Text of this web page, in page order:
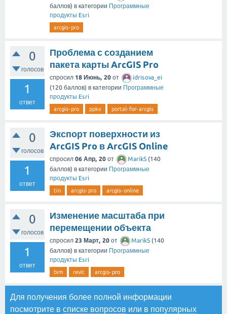
баллов) в категории Программные
продукты Esri
arcgis-pro
0
голосов
1
ответ
Проблема с созданием
пакета карты ArcGIS Pro
спросил 18 Июнь, 20 от
idrisova_ei
(120 баллов) в категории Программные
продукты Esri
arcgis-pro ppkx portal-for-arcgis
0
голосов
1
ответ
Экспорт поверхности из
ArcGIS Pro в ArcGIS Online
спросил 06 Апр, 20 от MarikS (140
баллов) в категории Программные
продукты Esri
tin arcgis-pro arcgis-online
0
голосов
1
ответ
Изменение масштаба при
перемещении объекта
спросил 23 Март, 20 от MarikS (140
баллов) в категории Программные
продукты Esri
bim revit arcgis-pro
Для получения более полной информации
посмотрите в списке вопросов или в популярных